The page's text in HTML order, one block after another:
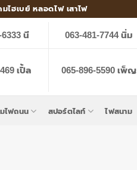
ไฮเบย์ หลอดไฟ เสาไฟ
6333 นี 063-481-7744 นิ่ม
เปิ้ล 065-896-5590 เพ็ญ
ไฟถนน สปอร์ตไลท์ ไฟสนาม